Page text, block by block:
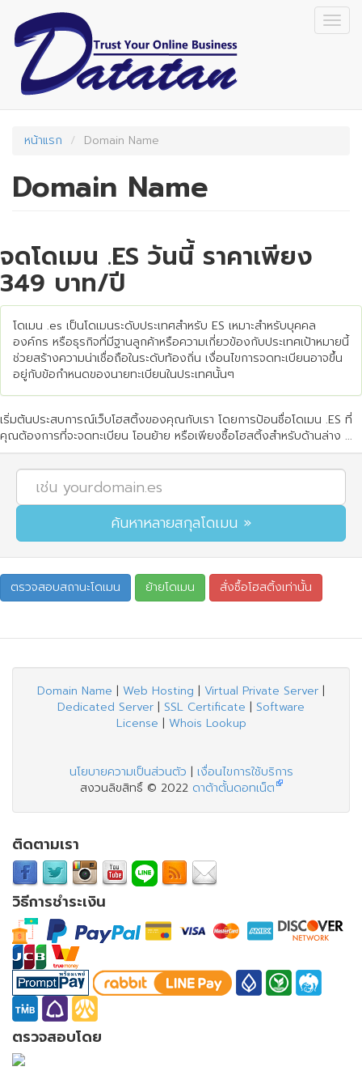
main
content
หน้าแรก Domain Name
Domain Name
จดโดเมน .ES วันนี้ ราคาเพียง
349 บาท/ปี
โดเมน .es เป็นโดเมนระดับประเทศสำหรับ ES เหมาะสำหรับบุคคล
องค์กร หรือธุรกิจที่มีฐานลูกค้าหรือความเกี่ยวข้องกับประเทศเป้าหมายนี้
ช่วยสร้างความน่าเชื่อถือในระดับท้องถิ่น เงื่อนไขการจดทะเบียนอาจขึ้น
อยู่กับข้อกำหนดของนายทะเบียนในประเทศนั้นๆ
เริ่มต้นประสบการณ์เว็บโฮสติ้งของคุณกับเรา โดยการป้อนชื่อโดเมน .ES ที่
คุณต้องการที่จะจดทะเบียน โอนย้าย หรือเพียงซื้อโฮสติ้งสำหรับด้านล่าง ...
Domain Name | Web Hosting | Virtual Private Server |
Dedicated Server | SSL Certificate | Software
License | Whois Lookup
นโยบายความเป็นส่วนตัว | เงื่อนไขการใช้บริการ
สงวนลิขสิทธิ์ © 2022 ดาต้าตั้นดอทเน็ต
ติดตามเรา
วิธีการชำระเงิน
ตรวจสอบโดย